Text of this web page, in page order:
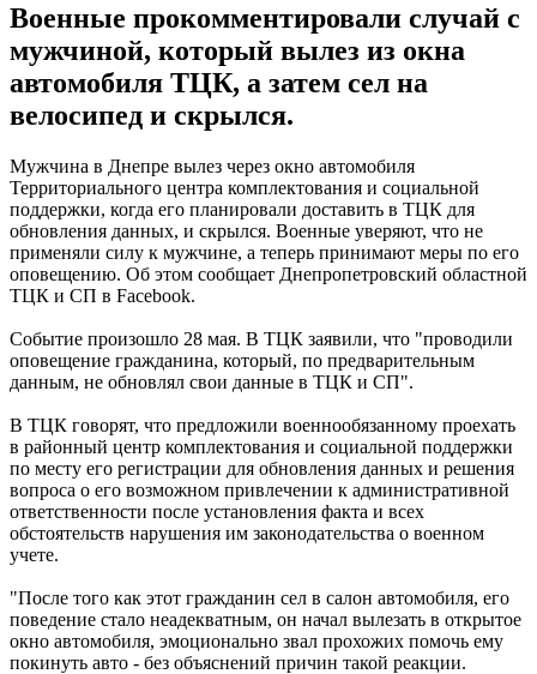
Военные прокомментировали случай с
мужчиной, который вылез из окна
автомобиля ТЦК, а затем сел на
велосипед и скрылся.
Мужчина в Днепре вылез через окно автомобиля
Территориального центра комплектования и социальной
поддержки, когда его планировали доставить в ТЦК для
обновления данных, и скрылся. Военные уверяют, что не
применяли силу к мужчине, а теперь принимают меры по его
оповещению. Об этом сообщает Днепропетровский областной
ТЦК и СП в Facebook.
Событие произошло 28 мая. В ТЦК заявили, что "проводили
оповещение гражданина, который, по предварительным
данным, не обновлял свои данные в ТЦК и СП".
В ТЦК говорят, что предложили военнообязанному проехать
в районный центр комплектования и социальной поддержки
по месту его регистрации для обновления данных и решения
вопроса о его возможном привлечении к административной
ответственности после установления факта и всех
обстоятельств нарушения им законодательства о военном
учете.
"После того как этот гражданин сел в салон автомобиля, его
поведение стало неадекватным, он начал вылезать в открытое
окно автомобиля, эмоционально звал прохожих помочь ему
покинуть авто - без объяснений причин такой реакции.